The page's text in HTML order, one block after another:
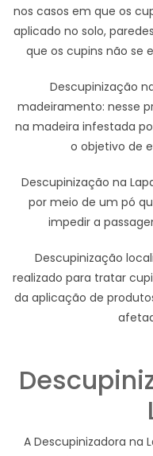
nos casos em que os
aplicado no solo,
que os cupins não se
Descupinização
madeiramento: nesse
na madeira infestada
o objetivo de
Descupinização na
por meio de um pó
impedir a
Descupinização
realizado para tratar
da aplicação de
A Descupinizadora na